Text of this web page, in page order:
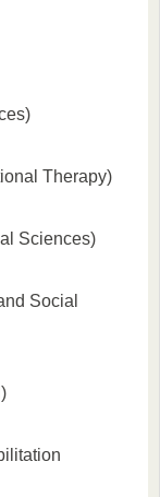
Therapy)
Sciences)
Social